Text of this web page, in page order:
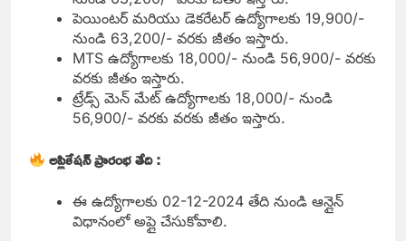
పెయింటర్ మరియు డెకరేటర్ ఉద్యోగాలకు 19,900/-
నుండి 63,200/- వరకు జీతం ఇస్తారు.
MTS ఉద్యోగాలకు 18,000/- నుండి 56,900/- వరకు
వరకు జీతం ఇస్తారు.
ట్రేడ్స్ మెన్ మేట్ ఉద్యోగాలకు 18,000/- నుండి
56,900/- వరకు వరకు జీతం ఇస్తారు.
అప్లికేషన్ ప్రారంభ తేది :
ఈ ఉద్యోగాలకు 02-12-2024 తేది నుండి ఆన్లైన్
విధానంలో అప్లై చేసుకోవాలి.